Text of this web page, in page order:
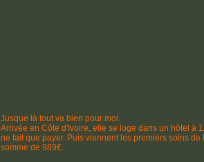
Jusque là tout va bien pour moi.
Arrivée en Côte d'Ivoire, elle se loge dans un hôtel à
ne fait que payer. Puis viennent les premiers soins
somme de 989€.